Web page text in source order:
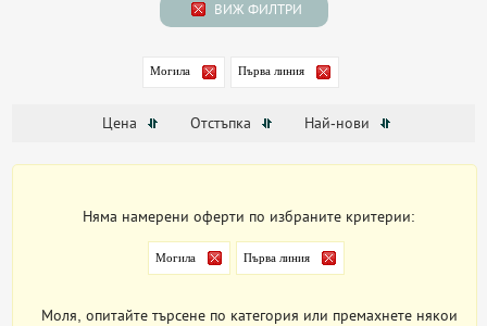
ВИЖ ФИЛТРИ
Могила Първа линия
Цена Отстъпка Най-нови
Няма намерени оферти по избраните критерии:
Могила Първа линия
Моля, опитайте търсене по категория или премахнете някои